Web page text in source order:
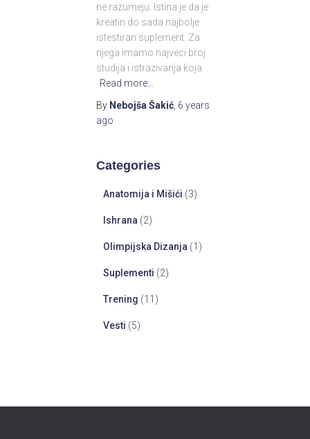
ne razumeju. Istina je da je
kreatin do sada najbolje
istestiran suplement. Za
njega imamo najveci broj
studija i istrazivanja koja
Read more…
By Nebojša Šakić 6 years
ago
Categories
Anatomija i Mišići (3)
Ishrana (2)
Olimpijska Dizanja (1)
Suplementi (2)
Trening (11)
Vesti (5)